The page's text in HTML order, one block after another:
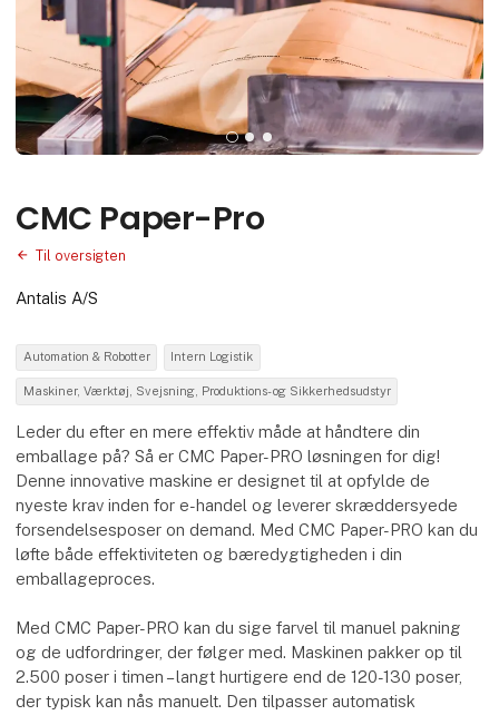
CMC Paper-Pro
Til oversigten
Antalis A/S
Automation & Robotter Intern Logistik
Maskiner, Værktøj, Svejsning, Produktions- og Sikkerhedsudstyr
Leder du efter en mere effektiv måde at håndtere din
emballage på? Så er CMC Paper-PRO løsningen for dig!
Denne innovative maskine er designet til at opfylde de
nyeste krav inden for e-handel og leverer skræddersyede
forsendelsesposer on demand. Med CMC Paper-PRO kan du
løfte både effektiviteten og bæredygtigheden i din
emballageproces.
Med CMC Paper-PRO kan du sige farvel til manuel pakning
og de udfordringer, der følger med. Maskinen pakker op til
2.500 poser i timen – langt hurtigere end de 120-130 poser,
der typisk kan nås manuelt. Den tilpasser automatisk